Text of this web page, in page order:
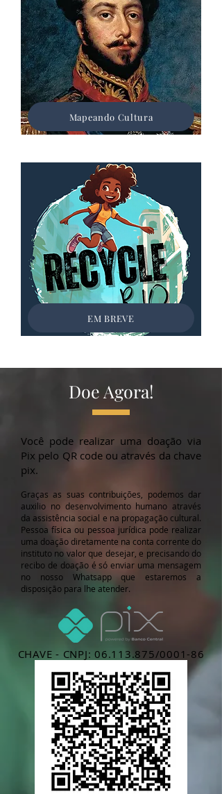
Mapeando Cultura
EM BREVE
Doe Agora!
Você pode realizar uma doação via
Pix pelo QR code ou através da chave
pix.
Graças as suas contribuições, podemos dar
auxilio no desenvolvimento humano através
da assistência social e na propagação cultural.
Pessoa física ou pessoa jurídica pode realizar
uma doação diretamente na conta corrente do
instituto no valor que desejar, e precisando do
recibo de doação é só enviar uma mensagem
no nosso Whatsapp que estaremos a
disposição para lhe atender.
CHAVE - CNPJ: 06.113.875/0001-86